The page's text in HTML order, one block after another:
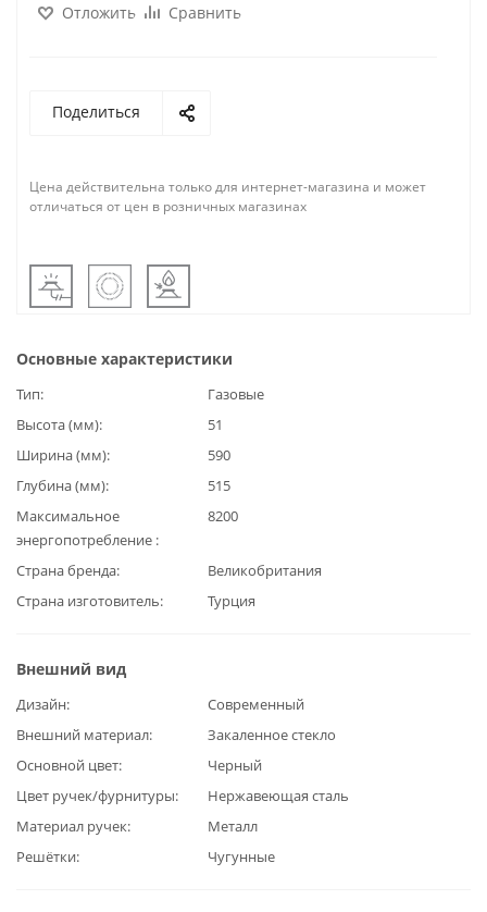
Отложить Сравнить
Поделиться
Цена действительна только для интернет-магазина и может
отличаться от цен в розничных магазинах
Основные характеристики
Тип
Газовые
Высота (мм)
51
Ширина (мм)
590
Глубина (мм)
515
Максимальное
энергопотребление
8200
Страна бренда
Великобритания
Страна изготовитель
Турция
Внешний вид
Дизайн
Современный
Внешний материал
Закаленное стекло
Основной цвет
Черный
Цвет ручек/фурнитуры
Нержавеющая сталь
Материал ручек
Металл
Решётки
Чугунные